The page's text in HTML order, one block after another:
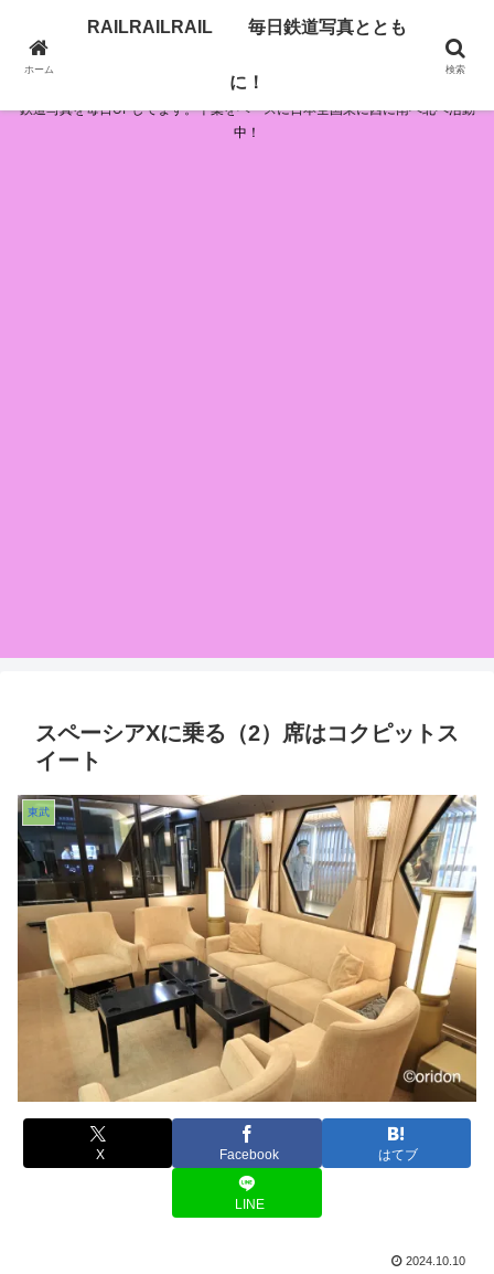
RAILRAILRAIL 毎日鉄道写真とともに！
鉄道写真を毎日UPしてます。千葉をベースに日本全国東に西に南へ北へ活動
中！
スペーシアXに乗る（2）席はコクピットス
イート
東武
X Facebook はてブ
LINE
2024.10.10
ホーム
RAILRAILRAIL 毎日鉄道写真ととも
に！
検索